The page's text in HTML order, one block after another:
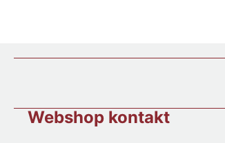
Webshop kontakt